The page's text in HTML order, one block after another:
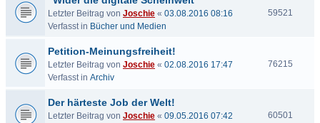
Letzter Beitrag von Joschie « 03.08.2016 08:16
Verfasst in Bücher und Medien
59521
Petition-Meinungsfreiheit!
Letzter Beitrag von Joschie « 02.08.2016 17:47
Verfasst in Archiv
76215
Der härteste Job der Welt!
Letzter Beitrag von Joschie « 09.05.2016 07:42
60501